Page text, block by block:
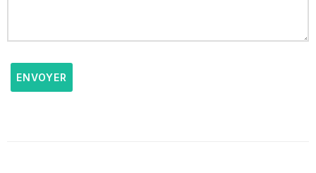
ENVOYER